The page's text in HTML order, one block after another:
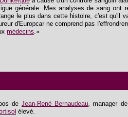
générale. Mes analyses de sang ont
le plus dans cette histoire, c'est qu'il
d'Europcar ne comprend pas
médecins.»
deJean-René Bernaudeau, manager
élevé.